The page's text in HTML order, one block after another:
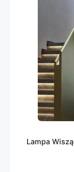
Lampa